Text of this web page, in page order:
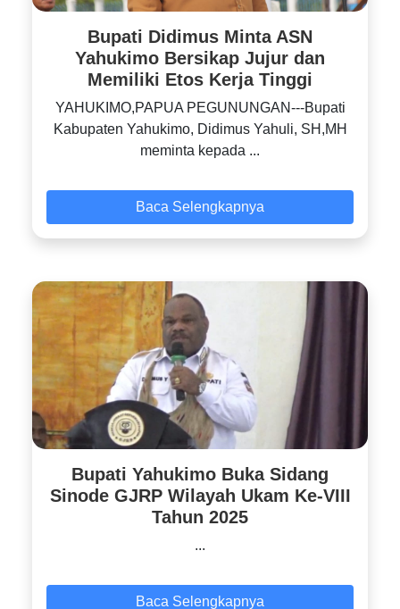
Bupati Didimus Minta ASN
Yahukimo Bersikap Jujur dan
Memiliki Etos Kerja Tinggi
YAHUKIMO,PAPUA PEGUNUNGAN---Bupati
Kabupaten Yahukimo, Didimus Yahuli, SH,MH
meminta kepada ...
Baca Selengkapnya
Bupati Yahukimo Buka Sidang
Sinode GJRP Wilayah Ukam Ke-VIII
Tahun 2025
...
Baca Selengkapnya